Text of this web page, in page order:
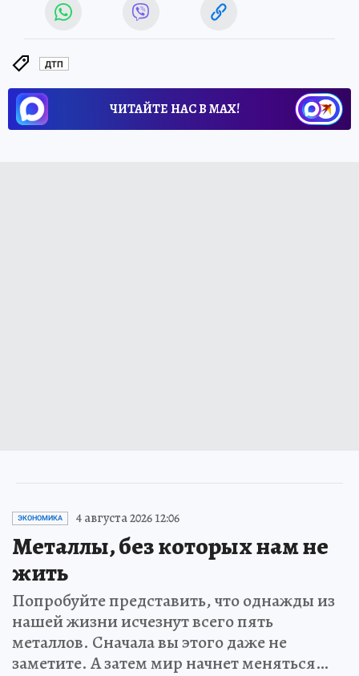
ДТП
ЧИТАЙТЕ НАС В МАХ!
ЭКОНОМИКА 4 августа 2026 12:06
Металлы, без которых нам не
жить
Попробуйте представить, что однажды из
нашей жизни исчезнут всего пять
металлов. Сначала вы этого даже не
заметите. А затем мир начнет меняться…